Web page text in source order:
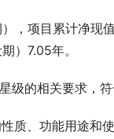
，项目累计净现
）7.05年。
的相关要求，符
质、功能用途和